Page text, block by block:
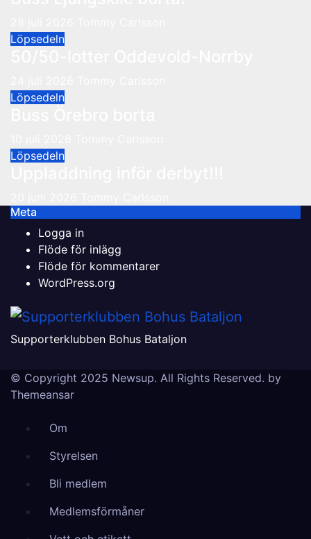
Löpsedeln
Löpsedeln
Löpsedeln
Meta
Logga in
Flöde för inlägg
Flöde för kommentarer
WordPress.org
Supporterklubben Bohus Bataljon
© Copyright 2025 Newsup. All Rights Reserved. by
Themeansar
Om
Styrelsen
Bli medlem
Medlemsförmåner